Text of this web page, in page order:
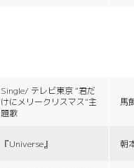
Single/ テレビ東京 “君だ
けにメリークリスマス”主
題歌
馬
『Universe』 朝